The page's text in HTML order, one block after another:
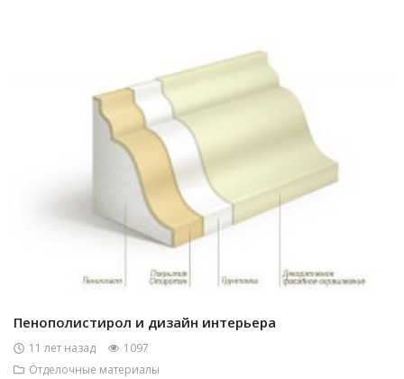
Пенополистирол и дизайн интерьера
11 лет назад
1097
Отделочные материалы